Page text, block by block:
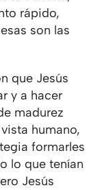
rápido,
son las
que Jesús
y a hacer
madurez
humano,
formarles
lo que tenían
Jesús